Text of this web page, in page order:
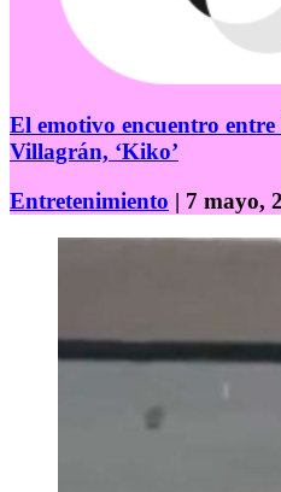
El emotivo encuentro
Villagrán, ‘Kiko’
Entretenimiento | 7 mayo,